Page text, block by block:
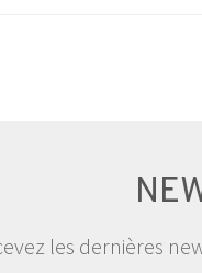
les dernières